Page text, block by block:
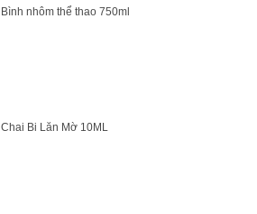
Bình nhôm thể thao 750ml
Chai Bi Lăn Mờ 10ML